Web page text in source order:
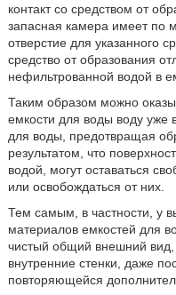
контакт со средством от
запасная камера имеет по
отверстие для указанного
средство от образования
нефильтрованной водой в
Таким образом можно
емкости для воды воду уже
для воды, предотвращая
результатом, что
водой, могут оставаться
или освобождаться от них.
Тем самым, в частности, у
материалов емкостей для
чистый общий внешний
внутренние стенки, даже
повторяющейся